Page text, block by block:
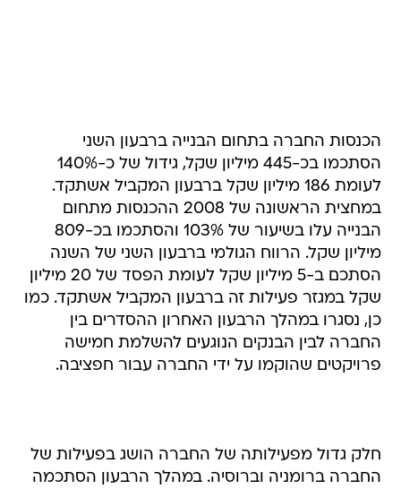
הכנסות החברה בתחום הבנייה ברבעון השני
הסתכמו בכ-445 מיליון שקל, גידול של כ-140%
לעומת 186 מיליון שקל ברבעון המקביל אשתקד.
במחצית הראשונה של 2008 ההכנסות מתחום
הבנייה עלו בשיעור של 103% והסתכמו בכ-809
מיליון שקל. הרווח הגולמי ברבעון השני של השנה
הסתכם ב-5 מיליון שקל לעומת הפסד של 20 מיליון
שקל במגזר פעילות זה ברבעון המקביל אשתקד. כמו
כן, נסגרו במהלך הרבעון האחרון ההסדרים בין
החברה לבין הבנקים הנוגעים להשלמת חמישה
פרויקטים שהוקמו על ידי החברה עבור חפציבה.
חלק גדול מפעילותה של החברה הושג בפעילות של
החברה ברומניה וברוסיה. במהלך הרבעון הסתכמה